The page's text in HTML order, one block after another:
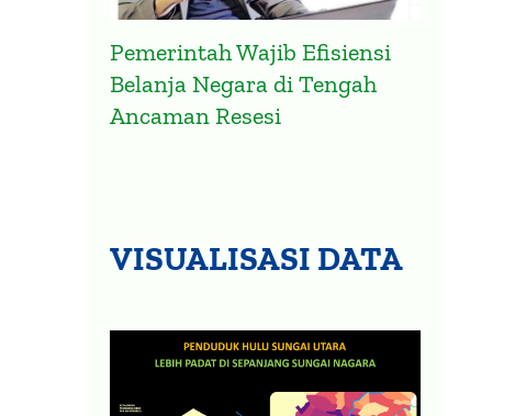
Pemerintah Wajib Efisiensi
Belanja Negara di Tengah
Ancaman Resesi
VISUALISASI DATA